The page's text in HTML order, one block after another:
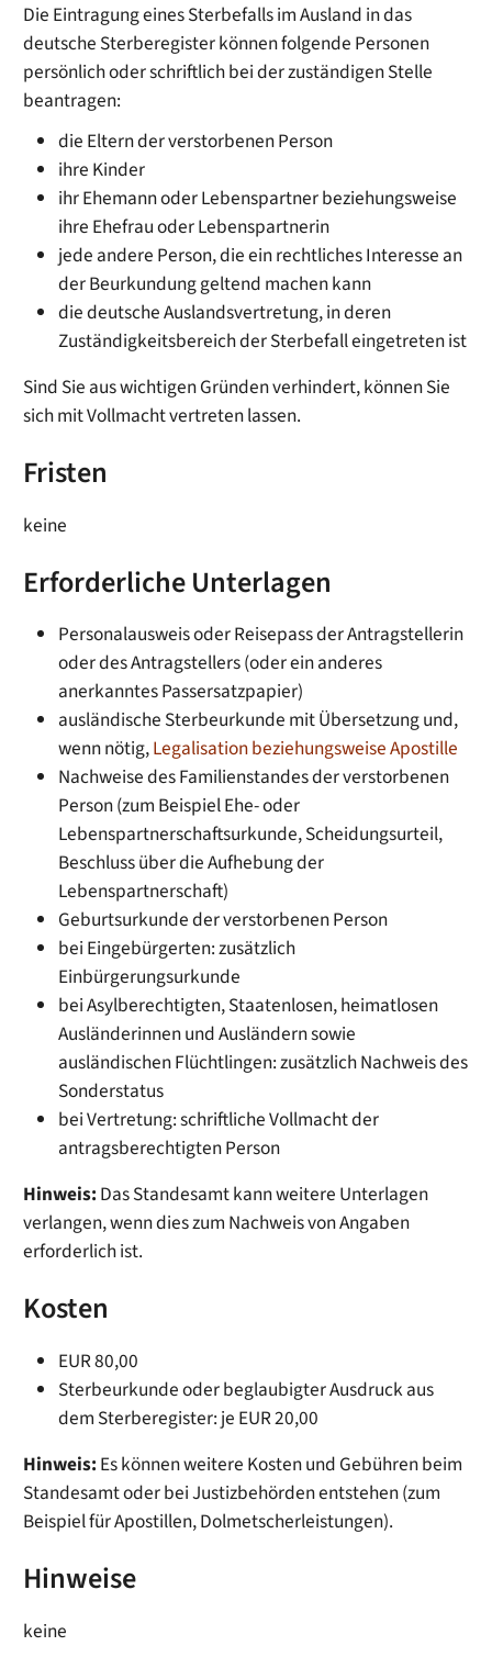
Die Eintragung eines Sterbefalls im Ausland in das
deutsche Sterberegister können folgende Personen
persönlich oder schriftlich bei der zuständigen Stelle
beantragen:
die Eltern der verstorbenen Person
ihre Kinder
ihr Ehemann oder Lebenspartner beziehungsweise
ihre Ehefrau oder Lebenspartnerin
jede andere Person, die ein rechtliches Interesse an
der Beurkundung geltend machen kann
die deutsche Auslandsvertretung, in deren
Zuständigkeitsbereich der Sterbefall eingetreten ist
Sind Sie aus wichtigen Gründen verhindert, können Sie
sich mit Vollmacht vertreten lassen.
Fristen
keine
Erforderliche Unterlagen
Personalausweis oder Reisepass der Antragstellerin
oder des Antragstellers (oder ein anderes
anerkanntes Passersatzpapier)
ausländische Sterbeurkunde mit Übersetzung und,
wenn nötig,Legalisation beziehungsweise Apostille
Nachweise des Familienstandes der verstorbenen
Person (zum Beispiel Ehe- oder
Lebenspartnerschaftsurkunde, Scheidungsurteil,
Beschluss über die Aufhebung der
Lebenspartnerschaft)
Geburtsurkunde der verstorbenen Person
bei Eingebürgerten: zusätzlich
Einbürgerungsurkunde
bei Asylberechtigten, Staatenlosen, heimatlosen
Ausländerinnen und Ausländern sowie
ausländischen Flüchtlingen: zusätzlich Nachweis des
Sonderstatus
bei Vertretung: schriftliche Vollmacht der
antragsberechtigten Person
Hinweis: Das Standesamt kann weitere Unterlagen
verlangen, wenn dies zum Nachweis von Angaben
erforderlich ist.
Kosten
EUR 80,00
Sterbeurkunde oder beglaubigter Ausdruck aus
dem Sterberegister: je EUR 20,00
Hinweis: Es können weitere Kosten und Gebühren beim
Standesamt oder bei Justizbehörden entstehen (zum
Beispiel für Apostillen, Dolmetscherleistungen).
Hinweise
keine